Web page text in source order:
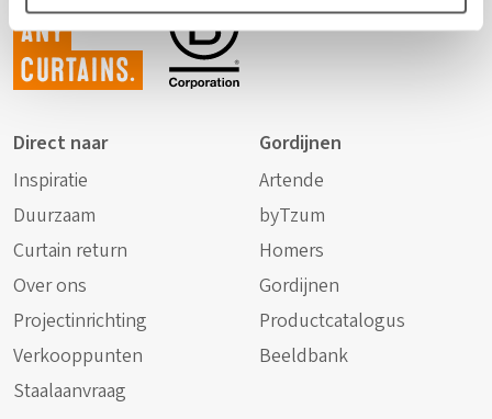
any
curtains.
Direct naar
Inspiratie
Duurzaam
Curtain return
Over ons
Projectinrichting
Verkooppunten
Staalaanvraag
Gordijnen
Artende
byTzum
Homers
Gordijnen
Productcatalogus
Beeldbank